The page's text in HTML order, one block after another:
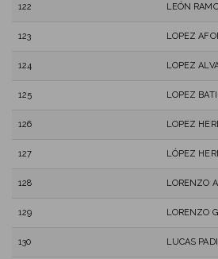
122 LEÓN
123 LOPEZ
124 LOPEZ
125 LOPEZ
126 LOPEZ
127 LÓPEZ
128 LORENZO
129 LORENZO
130 LUCAS